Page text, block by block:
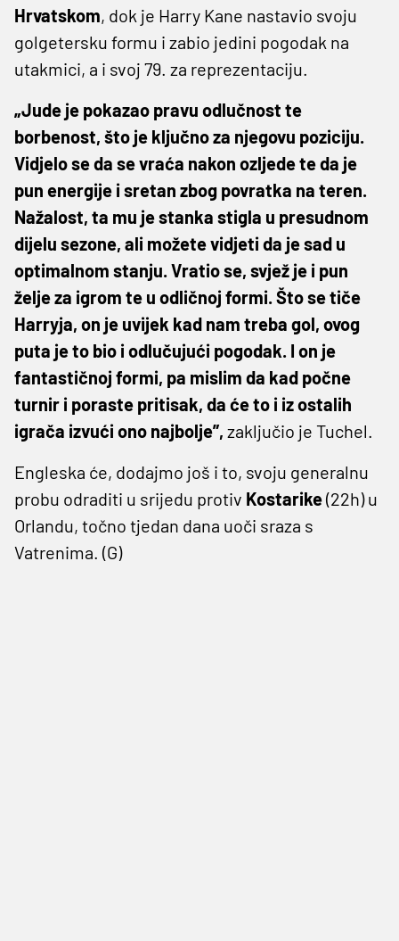
Hrvatskom, dok je Harry Kane nastavio svoju
golgetersku formu i zabio jedini pogodak na
utakmici, a i svoj 79. za reprezentaciju.
„Jude je pokazao pravu odlučnost te
borbenost, što je ključno za njegovu poziciju.
Vidjelo se da se vraća nakon ozljede te da je
pun energije i sretan zbog povratka na teren.
Nažalost, ta mu je stanka stigla u presudnom
dijelu sezone, ali možete vidjeti da je sad u
optimalnom stanju. Vratio se, svjež je i pun
želje za igrom te u odličnoj formi. Što se tiče
Harryja, on je uvijek kad nam treba gol, ovog
puta je to bio i odlučujući pogodak. I on je
fantastičnoj formi, pa mislim da kad počne
turnir i poraste pritisak, da će to i iz ostalih
igrača izvući ono najbolje”, zaključio je Tuchel.
Engleska će, dodajmo još i to, svoju generalnu
probu odraditi u srijedu protiv Kostarike(22h) u
Orlandu, točno tjedan dana uoči sraza s
Vatrenima. (G)